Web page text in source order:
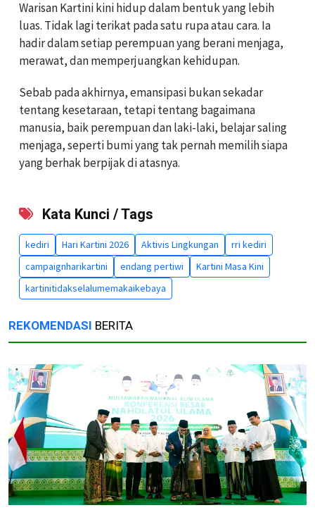
Warisan Kartini kini hidup dalam bentuk yang lebih
luas. Tidak lagi terikat pada satu rupa atau cara. Ia
hadir dalam setiap perempuan yang berani menjaga,
merawat, dan memperjuangkan kehidupan.
Sebab pada akhirnya, emansipasi bukan sekadar
tentang kesetaraan, tetapi tentang bagaimana
manusia, baik perempuan dan laki-laki, belajar saling
menjaga, seperti bumi yang tak pernah memilih siapa
yang berhak berpijak di atasnya.
Kata Kunci / Tags
kediri Hari Kartini 2026 Aktivis Lingkungan
rri kediri
campaignharikartini
endang pertiwi
Kartini Masa Kini
kartinitidakselalumemakaikebaya
REKOMENDASI BERITA